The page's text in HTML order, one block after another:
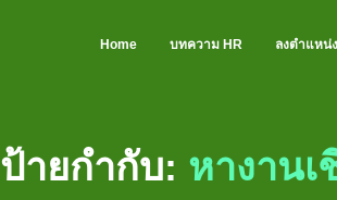
Home บทความ HR ลงตำแหน่
ป้ายกำกับ: หางานเ